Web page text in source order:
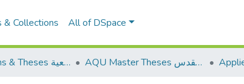
& Collections All of DSpace
Dissertations & Theses الرسائل الجامعية AQU Master Theses الرسائل الجامعية الخاصة بجامعة القدس